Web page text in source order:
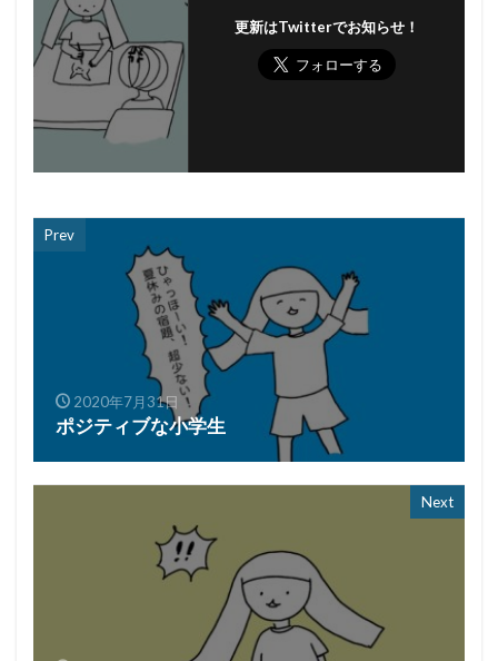
更新はTwitterでお知らせ！
Prev
2020年7月31日
ポジティブな小学生
Next